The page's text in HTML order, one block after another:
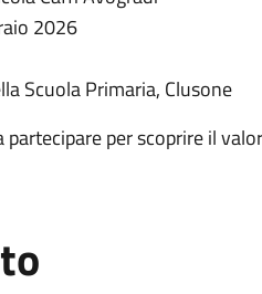
2026
Scuola Primaria, Clusone
per scoprire il